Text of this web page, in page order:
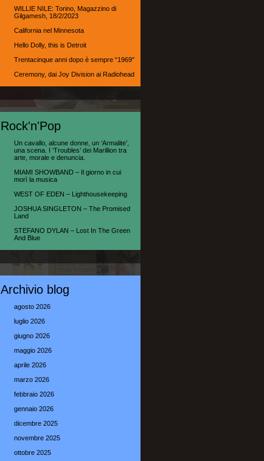
WILLIE NILE: Torino, Magazzino di
Gilgamesh, 18/2/2023
California nel Minnesota
Hello Dolly, this is Detroit
Trentacinque anni dopo è sempre “1969″
Ceremony, dai Joy Division ai Radiohead
Rock'n'Pop
Un cavallo, alcune donne, un ‘Armalite’,
una scena. I ‘Troubles’ dei Marillion tra
arte, morale e denuncia.
MIAMI SHOWBAND – Il giorno in cui
morì la musica
WEST OF EDEN – Lighthousekeeping
JOSHUA SINGLETON – The Promised
Land
STEFANO DYLAN – Lost In The Green
And Blue
Archivio blog
agosto 2026
luglio 2026
giugno 2026
maggio 2026
aprile 2026
marzo 2026
febbraio 2026
gennaio 2026
dicembre 2025
novembre 2025
ottobre 2025